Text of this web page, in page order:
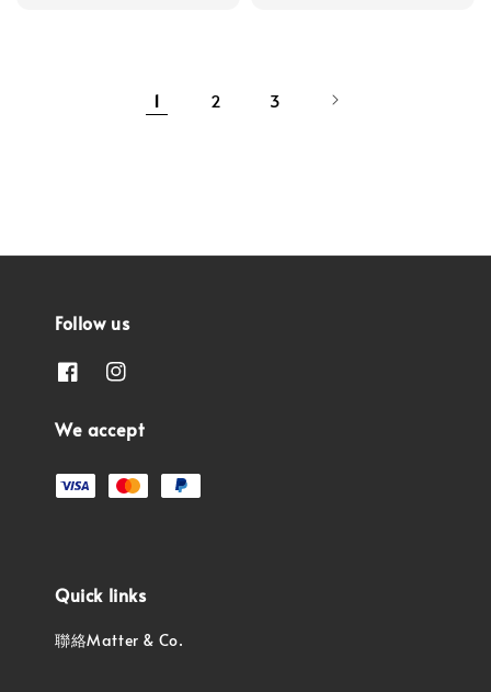
1 2 3
Follow us
We accept
Quick links
聯絡Matter & Co.